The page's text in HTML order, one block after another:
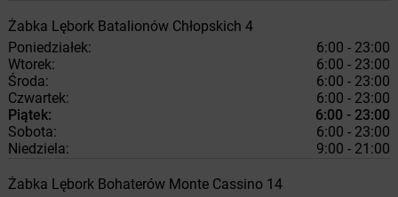
Żabka Lębork Batalionów Chłopskich 4
Poniedziałek:
6:00 - 23:00
Wtorek:
6:00 - 23:00
Środa:
6:00 - 23:00
Czwartek:
6:00 - 23:00
Piątek:
6:00 - 23:00
Sobota:
6:00 - 23:00
Niedziela:
9:00 - 21:00
Żabka Lębork Bohaterów Monte Cassino 14